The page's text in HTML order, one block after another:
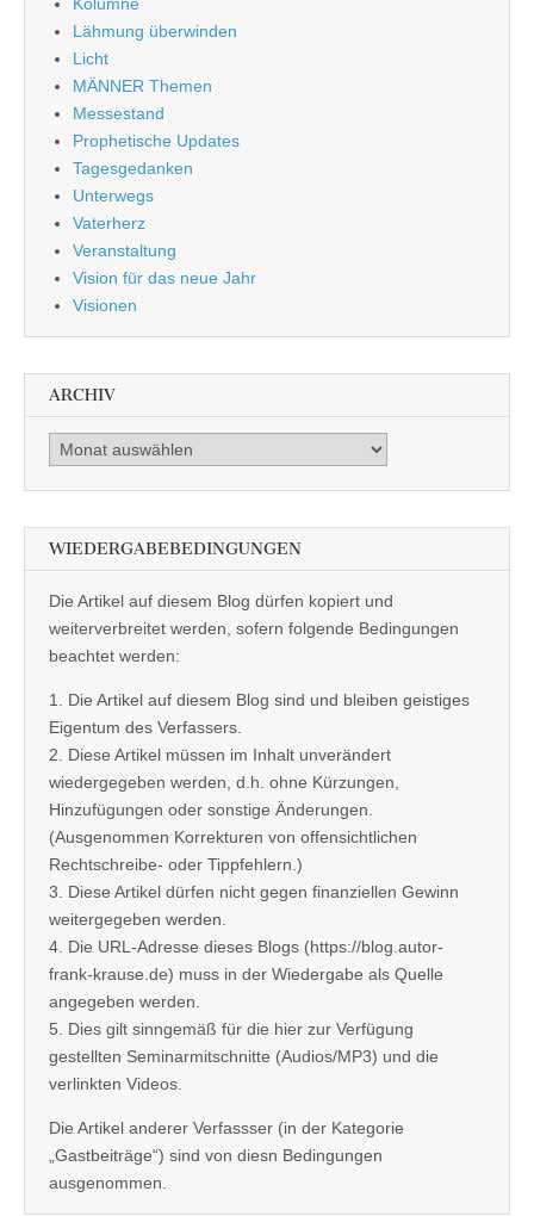
Lähmung überwinden
Licht
MÄNNER Themen
Messestand
Prophetische Updates
Tagesgedanken
Unterwegs
Vaterherz
Veranstaltung
Vision für das neue Jahr
Visionen
ARCHIV
Archiv
WIEDERGABEBEDINGUNGEN
Die Artikel auf diesem Blog dürfen kopiert und
weiterverbreitet werden, sofern folgende Bedingungen
beachtet werden:
1. Die Artikel auf diesem Blog sind und bleiben geistiges
Eigentum des Verfassers.
2. Diese Artikel müssen im Inhalt unverändert
wiedergegeben werden, d.h. ohne Kürzungen,
Hinzufügungen oder sonstige Änderungen.
(Ausgenommen Korrekturen von offensichtlichen
Rechtschreibe- oder Tippfehlern.)
3. Diese Artikel dürfen nicht gegen finanziellen Gewinn
weitergegeben werden.
4. Die URL-Adresse dieses Blogs (https://blog.autor-
frank-krause.de) muss in der Wiedergabe als Quelle
angegeben werden.
5. Dies gilt sinngemäß für die hier zur Verfügung
gestellten Seminarmitschnitte (Audios/MP3) und die
verlinkten Videos.
Die Artikel anderer Verfassser (in der Kategorie
„Gastbeiträge“) sind von diesn Bedingungen
ausgenommen.